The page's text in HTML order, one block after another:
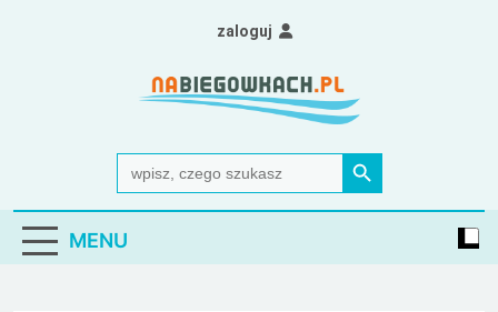
Nabiegowkach.pl
portal miłośników narciarstwa biegowego
Search
for:
Search Button
zaloguj
MENU